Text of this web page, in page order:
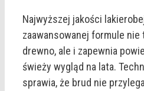
Najwyższej jakości
zaawansowanej formule
drewno, ale i zapewnia
świeży wygląd na lata.
sprawia, że brud nie